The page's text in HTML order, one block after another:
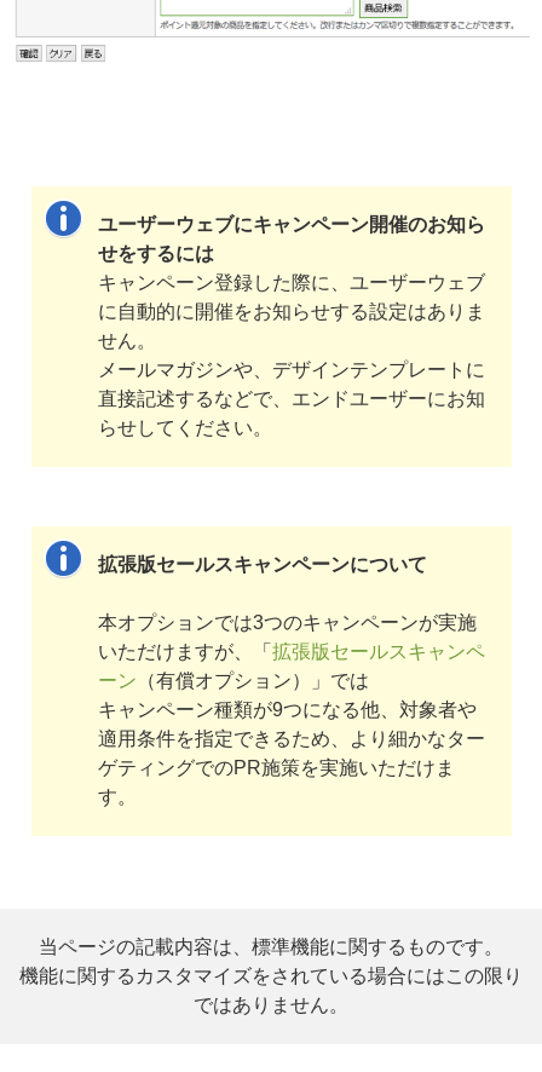
ユーザーウェブにキャンペーン開催のお知ら
せをするには
キャンペーン登録した際に、ユーザーウェブ
に自動的に開催をお知らせする設定はありま
せん。
メールマガジンや、デザインテンプレートに
直接記述するなどで、エンドユーザーにお知
らせしてください。
拡張版セールスキャンペーンについて
本オプションでは3つのキャンペーンが実施
いただけますが、「 拡張版セールスキャンペ
ーン （有償オプション）」では
キャンペーン種類が9つになる他、対象者や
適用条件を指定できるため、より細かなター
ゲティングでのPR施策を実施いただけま
す。
当ページの記載内容は、標準機能に関するものです。
機能に関するカスタマイズをされている場合にはこの限り
ではありません。